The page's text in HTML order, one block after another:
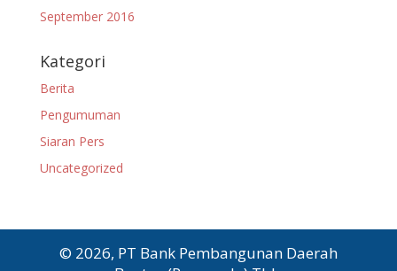
September 2016
Kategori
Berita
Pengumuman
Siaran Pers
Uncategorized
© 2026, PT Bank Pembangunan Daerah